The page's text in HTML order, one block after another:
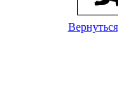
Вернуться